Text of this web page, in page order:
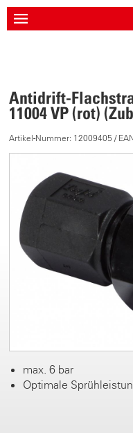
Antidrift-
11004 VP (rot)
Artikel-Nummer: 12009405 /
max. 6 bar
Optimale